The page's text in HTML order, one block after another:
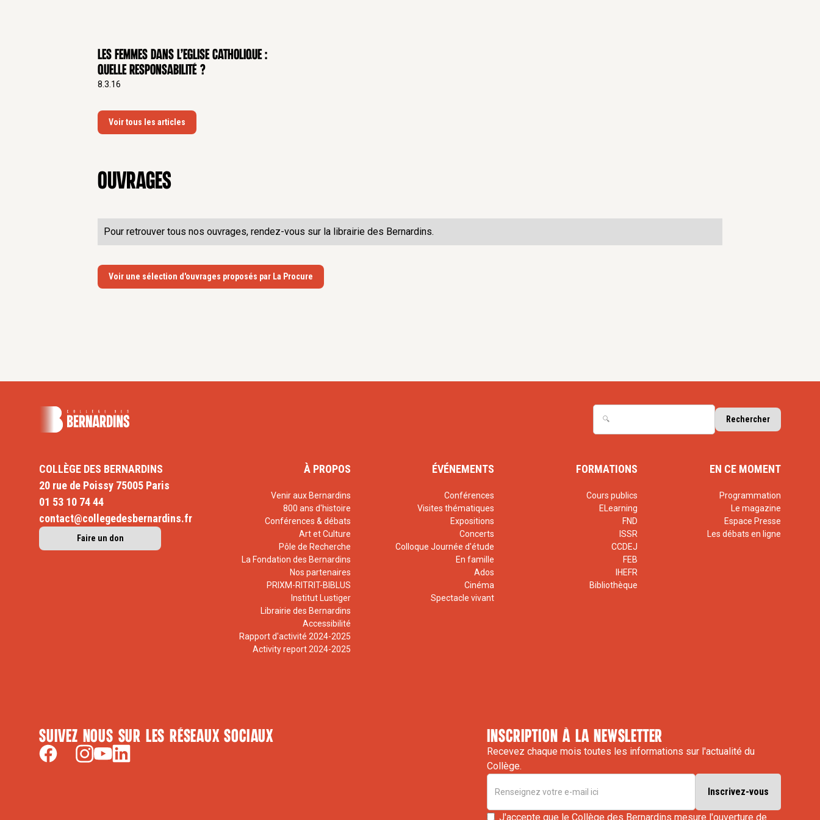
Les femmes dans l’Eglise catholique :
quelle responsabilité ?
8.3.16
Voir tous les articles
Ouvrages
Pour retrouver tous nos ouvrages, rendez-vous sur la librairie des Bernardins.
Voir une sélection d'ouvrages proposés par La Procure
COLLÈGE DES BERNARDINS
20 rue de Poissy 75005 Paris
01 53 10 74 44
contact@collegedesbernardins.fr
Faire un don
À PROPOS
Venir aux Bernardins
800 ans d'histoire
Conférences & débats
Art et Culture
Pôle de Recherche
La Fondation des Bernardins
Nos partenaires
PRIXM-RITRIT-BIBLUS
Institut Lustiger
Librairie des Bernardins
Accessibilité
Rapport d'activité 2024-2025
Activity report 2024-2025
ÉVÉNEMENTS
Conférences
Visites thématiques
Expositions
Concerts
Colloque Journée d'étude
En famille
Ados
Cinéma
Spectacle vivant
FORMATIONS
Cours publics
ELearning
FND
ISSR
CCDEJ
FEB
IHEFR
Bibliothèque
EN CE MOMENT
Programmation
Le magazine
Espace Presse
Les débats en ligne
Suivez nous sur les réseaux sociaux inscription à la newsletter
Recevez chaque mois toutes les informations sur l'actualité du
Collège.
J'accepte que le Collège des Bernardins mesure l'ouverture de